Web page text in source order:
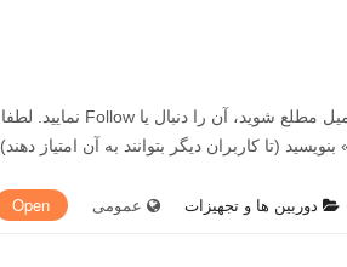
اگر مایلید تا از پاسخ ها به این پرسش از طریق ایمیل مطلع شوید، آن را دنبال یا Follow نمایید. لطفا
(تا کاربران دیگر بتوانند به آن امتیاز دهند).
Open عمومی دوربین ها و تجهیزات